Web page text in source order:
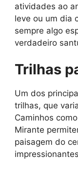
atividades ao
leve ou um dia
sempre algo
verdadeiro
Trilhas
Um dos
trilhas, que
Caminhos
Mirante
paisagem do